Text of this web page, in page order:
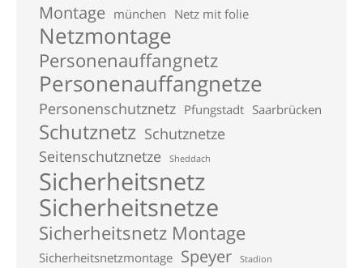
Montage münchen Netz mit folie
Netzmontage
Personenauffangnetz
Personenauffangnetze
Personenschutznetz Pfungstadt Saarbrücken
Schutznetz Schutznetze
Seitenschutznetze
Sheddach
Sicherheitsnetz
Sicherheitsnetze
Sicherheitsnetz Montage
Sicherheitsnetzmontage Speyer Stadion